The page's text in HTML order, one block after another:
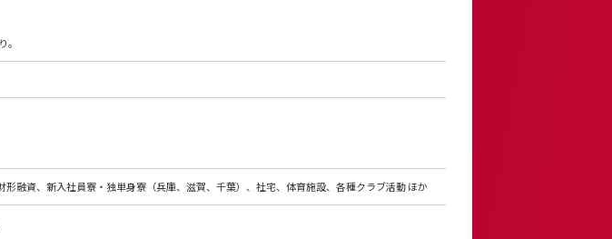
融資、新入社員寮・独単身寮（兵庫、滋賀、千葉）、社宅、体育施設、各種クラブ活動 ほか